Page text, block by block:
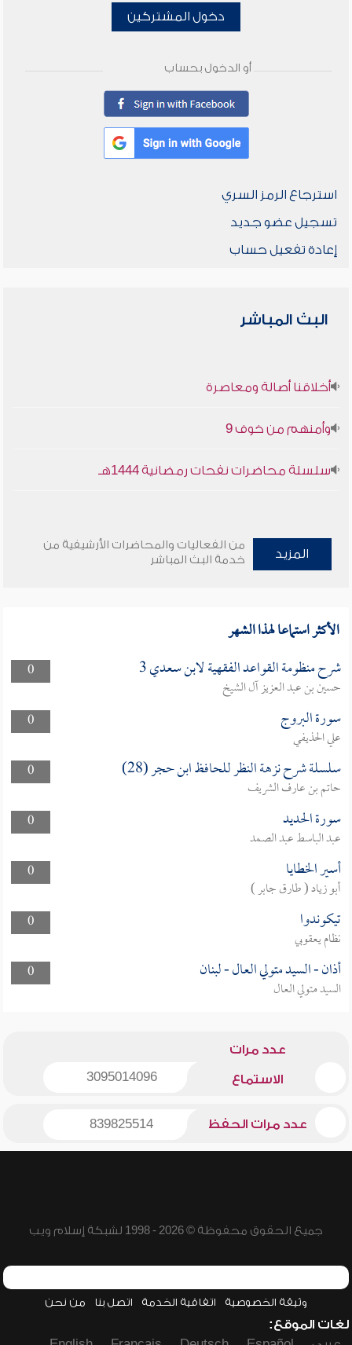
دخول المشتركين
أو الدخول بحساب
استرجاع الرمز السري
تسجيل عضو جديد
إعادة تفعيل حساب
البث المباشر
أخلاقنا أصالة ومعاصرة
وأمنهم من خوف 9
سلسلة محاضرات نفحات رمضانية 1444هـ
المزيد
من الفعاليات والمحاضرات الأرشيفية من
خدمة البث المباشر
الأكثر استماعا لهذا الشهر
0 شرح منظومة القواعد الفقهية لابن سعدي 3
حسين بن عبد العزيز آل الشيخ
0
سورة البروج
علي الحذيفي
0
سلسلة شرح نزهة النظر للحافظ ابن حجر (28)
حاتم بن عارف الشريف
0
سورة الحديد
عبد الباسط عبد الصمد
0
أسير الخطايا
أبو زياد ( طارق جابر )
0
تيكوندوا
نظام يعقوبي
0
أذان - السيد متولي العال - لبنان
السيد متولي العال
عدد مرات
الاستماع 3095014096
عدد مرات الحفظ 839825514
جميع الحقوق محفوظة © 2026 - 1998 لشبكة إسلام ويب
وثيقة الخصوصية اتفاقية الخدمة اتصل بنا من نحن
لغات الموقع: